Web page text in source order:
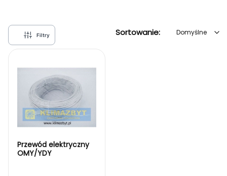
Filtry Sortowanie:Domyślne
Domyślne
Przewód elektryczny
OMY/YDY